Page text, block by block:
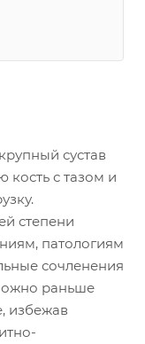
сустав
кость с тазом и
степени
патологиям
сочленения
раньше
избежав